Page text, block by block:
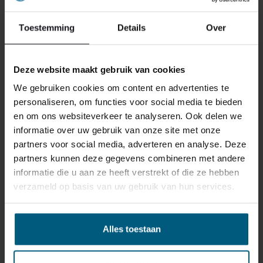
Toestemming Details Over
Deze website maakt gebruik van cookies
We gebruiken cookies om content en advertenties te
personaliseren, om functies voor social media te bieden
en om ons websiteverkeer te analyseren. Ook delen we
informatie over uw gebruik van onze site met onze
partners voor social media, adverteren en analyse. Deze
partners kunnen deze gegevens combineren met andere
informatie die u aan ze heeft verstrekt of die ze hebben
verzameld op basis van uw gebruik van hun services.
Alles toestaan
2.395,00
€ 2.395,00
1.949,80
€ 1.949,80.
€300,- Cashback!